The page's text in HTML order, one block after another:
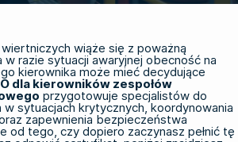
wiąże się z poważną
w razie sytuacji awaryjnej obecność na
kierownika może mieć decydujące
dla kierowników zespołów
przygotowuje specjalistów do
sytuacjach krytycznych, koordynowania
zapewnienia bezpieczeństwa
od tego, czy dopiero zaczynasz pełnić tę